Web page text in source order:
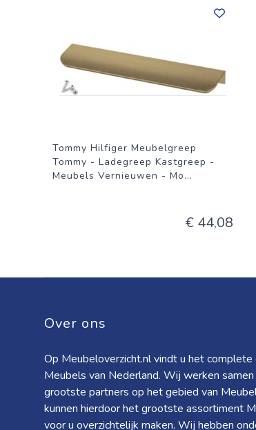
Tommy Hilfiger Meubelgreep
Tommy - Ladegreep Kastgreep -
Meubels Vernieuwen - Mo...
€ 44,08
Over ons
Op Meubeloverzicht.nl vindt u het complete
Meubels van Nederland. Wij werken
grootste partners op het gebied van
kunnen hierdoor het grootste assortiment
voor u overzichtelijk maken. Wij hebben